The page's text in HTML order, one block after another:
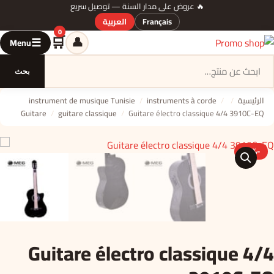
🔥 عروض على مدار السنة — توصيل سريع
Français
العربية
بحث
👤
🛒
السلة
0
☰
Menu
الرئيسية /
instrument de musique Tunisie / instruments à corde /
Guitare / guitare classique / Guitare électro classique 4/4 3910C-EQ
-17%
🔍
Guitare électro classique 4/4